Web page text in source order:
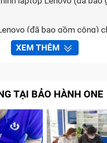
(đã bao gồm công)
lỗi pin
tín hiệu, không có âm
chữa laptop chất lượng
tại Bảo Hành One
XEM THÊM
TẠI BẢO HÀNH ONE